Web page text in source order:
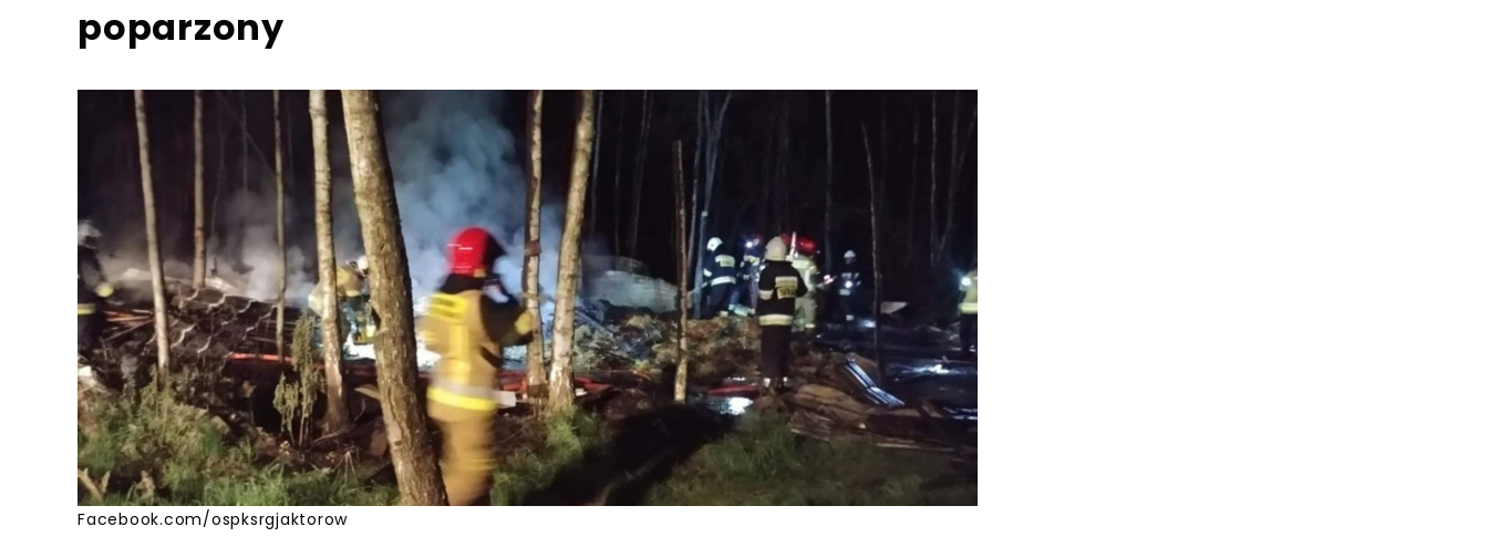
poparzony
Facebook.com/ospksrgjaktorow